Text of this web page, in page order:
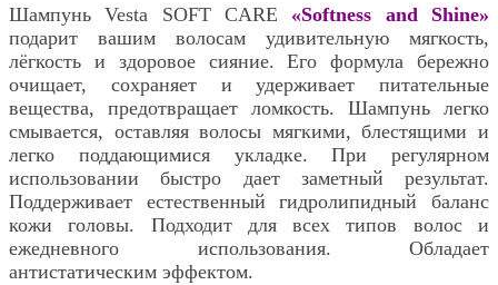
Шампунь Vesta SOFT CARE «Softness and Shine»
подарит вашим волосам удивительную мягкость,
лёгкость и здоровое сияние. Его формула бережно
очищает, сохраняет и удерживает питательные
вещества, предотвращает ломкость. Шампунь легко
смывается, оставляя волосы мягкими, блестящими и
легко поддающимися укладке. При регулярном
использовании быстро дает заметный результат.
Поддерживает естественный гидролипидный баланс
кожи головы. Подходит для всех типов волос и
ежедневного использования. Обладает
антистатическим эффектом.